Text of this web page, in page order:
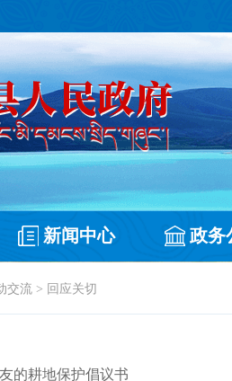
新闻中心 政务
交流 > 回应关切
的耕地保护倡议书